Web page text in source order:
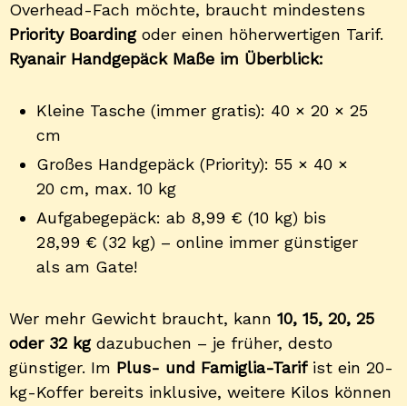
Overhead-Fach möchte, braucht mindestens
Priority Boardingoder einen höherwertigen Tarif.
Ryanair Handgepäck Maße im Überblick:
Kleine Tasche (immer gratis): 40 × 20 × 25
cm
Großes Handgepäck (Priority): 55 × 40 ×
20 cm, max. 10 kg
Aufgabegepäck: ab 8,99 € (10 kg) bis
28,99 € (32 kg) – online immer günstiger
als am Gate!
Wer mehr Gewicht braucht, kann 10, 15, 20, 25
oder 32 kgdazubuchen – je früher, desto
günstiger. Im Plus- und Famiglia-Tarifist ein 20-
kg-Koffer bereits inklusive, weitere Kilos können